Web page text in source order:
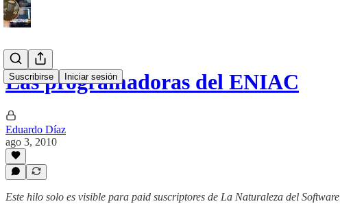
Suscribirse Iniciar sesión
Las programadoras del ENIAC
Eduardo Díaz
ago 3, 2010
Este hilo solo es visible para paid suscriptores de La Naturaleza del Software